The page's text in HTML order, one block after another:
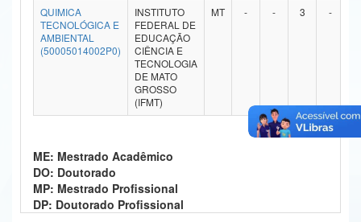
Ministério da Ciência, Tecnologia, Inovações e Comunicações
Ministério do Meio Ambiente
Ministério do Desenvolvimento Regional
Ministério da Mulher, da Família e dos Direitos Humanos
Secretaria-Geral
QUIMICA
TECNOLÓGICA E
AMBIENTAL
(50005014002P0)
INSTITUTO
FEDERAL DE
EDUCAÇÃO
CIÊNCIA E
TECNOLOGIA
DE MATO
GROSSO
(IFMT)
MT - - 3 -
ME: Mestrado Acadêmico
DO: Doutorado
MP: Mestrado Profissional
DP: Doutorado Profissional